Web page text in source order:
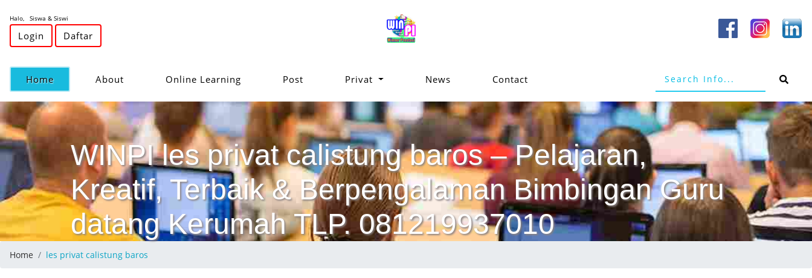
Halo, Siswa & Siswi
Login Daftar
Home(current) About Online Learning Post Privat News Contact
WINPI les privat calistung baros – Pelajaran,
Kreatif, Terbaik & Berpengalaman Bimbingan Guru
datang Kerumah TLP. 081219937010
Home les privat calistung baros